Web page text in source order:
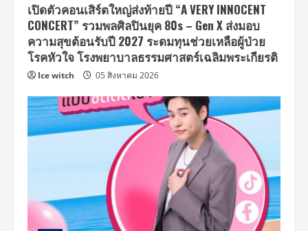
เปิดตัวคอนเสิร์ตใหญ่ส่งท้ายปี “A VERY INNOCENT
CONCERT” รวมพลศิลปินยุค 80s – Gen X ส่งมอบ
ความสุขต้อนรับปี 2027 ระดมทุนช่วยเหลือผู้ป่วย
โรคหัวใจ โรงพยาบาลธรรมศาสตร์เฉลิมพระเกียรติ
Ice witch 05 สิงหาคม 2026